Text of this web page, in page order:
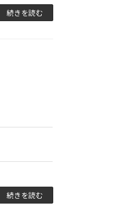
続きを読む
続きを読む